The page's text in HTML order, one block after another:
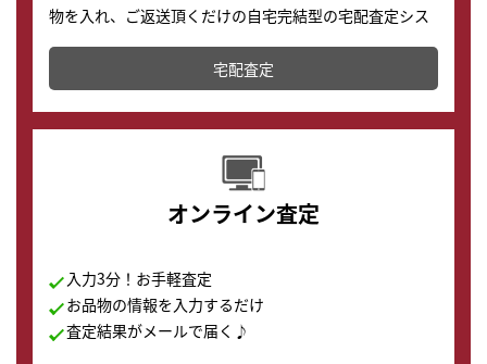
物を入れ、ご返送頂くだけの自宅完結型の宅配査定シス
テムです。
配送でも簡単&安全に査定・買取に出すことが可能で
す。
宅配査定
オンライン査定
入力3分！お手軽査定
お品物の情報を入力するだけ
査定結果がメールで届く♪